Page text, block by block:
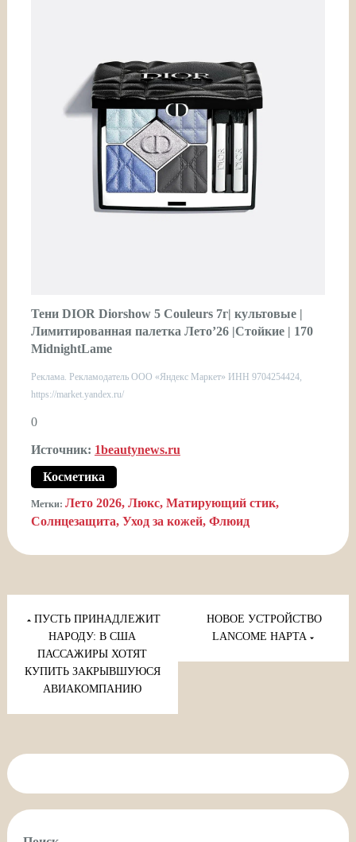
Тени DIOR Diorshow 5 Couleurs 7г| культовые |
Лимитированная палетка Лето’26 |Стойкие | 170
MidnightLame
Реклама. Рекламодатель ООО «Яндекс Маркет» ИНН 9704254424,
https://market.yandex.ru/
0
Источник: 1beautynews.ru
Косметика
Метки: Лето 2026 Люкс Матирующий стик
Солнцезащита Уход за кожей Флюид
Навигация
по
записям
ПУСТЬ ПРИНАДЛЕЖИТ
НАРОДУ: В США
ПАССАЖИРЫ ХОТЯТ
КУПИТЬ ЗАКРЫВШУЮСЯ
АВИАКОМПАНИЮ
НОВОЕ УСТРОЙСТВО
LANCOME HAPTA